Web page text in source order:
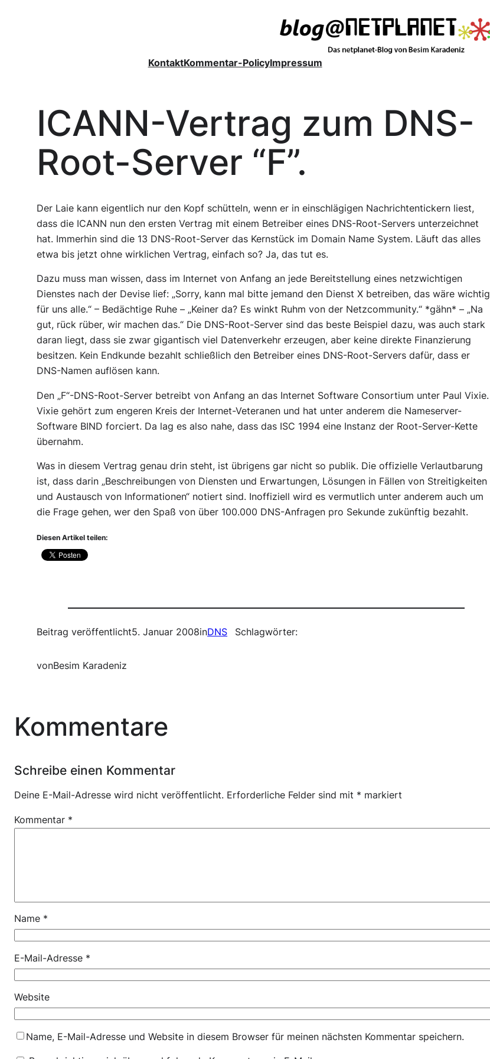
KontaktKommentar-PolicyImpressum
ICANN-Vertrag zum DNS-
Root-Server “F”.
Der Laie kann eigentlich nur den Kopf schütteln, wenn er in einschlägigen Nachrichtentickern liest,
dass die ICANN nun den ersten Vertrag mit einem Betreiber eines DNS-Root-Servers unterzeichnet
hat. Immerhin sind die 13 DNS-Root-Server das Kernstück im Domain Name System. Läuft das alles
etwa bis jetzt ohne wirklichen Vertrag, einfach so? Ja, das tut es.
Dazu muss man wissen, dass im Internet von Anfang an jede Bereitstellung eines netzwichtigen
Dienstes nach der Devise lief: „Sorry, kann mal bitte jemand den Dienst X betreiben, das wäre wichtig
für uns alle.“ – Bedächtige Ruhe – „Keiner da? Es winkt Ruhm von der Netzcommunity.“ *gähn* – „Na
gut, rück rüber, wir machen das.“ Die DNS-Root-Server sind das beste Beispiel dazu, was auch stark
daran liegt, dass sie zwar gigantisch viel Datenverkehr erzeugen, aber keine direkte Finanzierung
besitzen. Kein Endkunde bezahlt schließlich den Betreiber eines DNS-Root-Servers dafür, dass er
DNS-Namen auflösen kann.
Den „F“-DNS-Root-Server betreibt von Anfang an das Internet Software Consortium unter Paul Vixie.
Vixie gehört zum engeren Kreis der Internet-Veteranen und hat unter anderem die Nameserver-
Software BIND forciert. Da lag es also nahe, dass das ISC 1994 eine Instanz der Root-Server-Kette
übernahm.
Was in diesem Vertrag genau drin steht, ist übrigens gar nicht so publik. Die offizielle Verlautbarung
ist, dass darin „Beschreibungen von Diensten und Erwartungen, Lösungen in Fällen von Streitigkeiten
und Austausch von Informationen“ notiert sind. Inoffiziell wird es vermutlich unter anderem auch um
die Frage gehen, wer den Spaß von über 100.000 DNS-Anfragen pro Sekunde zukünftig bezahlt.
Diesen Artikel teilen:
Beitrag veröffentlicht5. Januar 2008inDNS
vonBesim Karadeniz
Schlagwörter:
Kommentare
Schreibe einen Kommentar
Deine E-Mail-Adresse wird nicht veröffentlicht. Erforderliche Felder sind mit * markiert
Kommentar *
Name *
E-Mail-Adresse *
Website
Name, E-Mail-Adresse und Website in diesem Browser für meinen nächsten Kommentar speichern.